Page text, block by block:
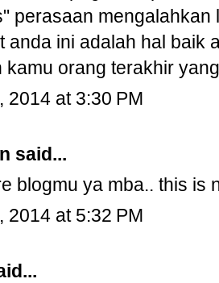
perasaan mengalahkan
anda ini adalah hal baik
kamu orang terakhir
2014 at 3:30 PM
said...
blogmu ya mba.. this is
2014 at 5:32 PM